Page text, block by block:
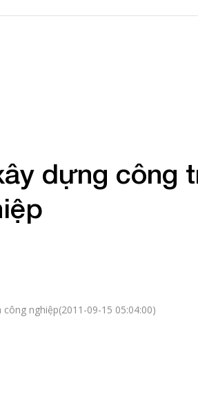
dựng công
nghiệp(2011-09-15 05:04:00)